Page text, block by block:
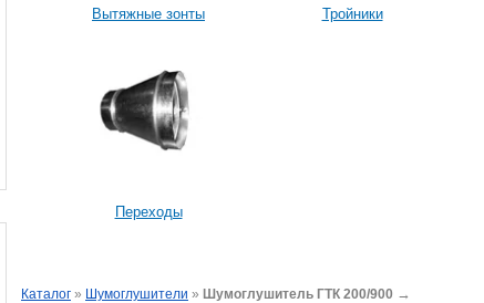
Вытяжные зонты Тройники
Переходы
Каталог » Шумоглушители » Шумоглушитель ГТК 200/900 →